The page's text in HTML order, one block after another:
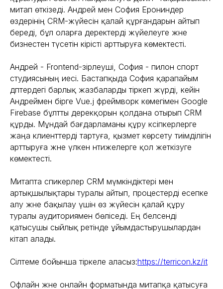
митап өткізеді. Андрей мен София Ерониндер
өздерінің CRM-жүйесін қалай құрғандарын айтып
береді, бұл оларға деректерді жүйелеуге және
бизнестен түсетін кірісті арттыруға көмектесті.
Андрей - Frontend-әзірлеуші, София - пилон спорт
студиясының иесі. Бастапқыда София қарапайым
дәптердегі барлық жазбаларды тіркеп жүрді, кейін
Андреймен бірге Vue.j фреймворк көмегімен Google
Firebase бұлтты дерекқорын қолдана отырып CRM
құрды. Мұндай бағдарламаны құру кәсіпкерлерге
жаңа клиенттерді тартуға, қызмет көрсету тиімділігін
арттыруға және үлкен нәтижелерге қол жеткізуге
көмектесті.
Митапта спикерлер CRM мүмкіндіктері мен
артықшылықтары туралы айтып, процестерді есепке
алу және бақылау үшін өз жүйесін қалай құру
туралы аудиториямен бөліседі. Ең белсенді
қатысушы сыйлық ретінде ұйымдастырушылардан
кітап алады.
Сілтеме бойынша тіркеле аласыз:https://terricon.kz/it
Офлайн және онлайн форматында митапқа қатысуға